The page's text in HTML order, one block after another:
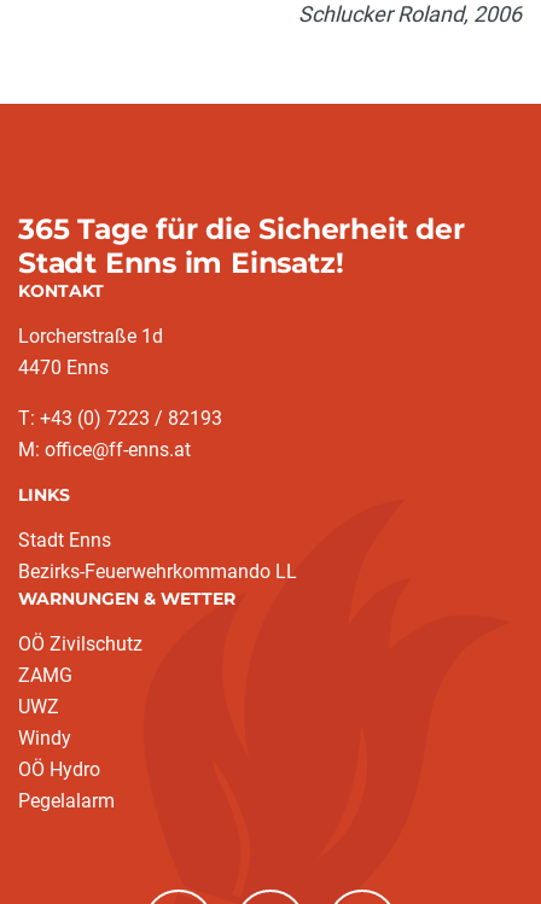
Schlucker Roland, 2006
365 Tage für die Sicherheit der
Stadt Enns im Einsatz!
KONTAKT
Lorcherstraße 1d
4470 Enns
T: +43 (0) 7223 / 82193
M: office@ff-enns.at
LINKS
Stadt Enns
Bezirks-Feuerwehrkommando LL
WARNUNGEN & WETTER
OÖ Zivilschutz
ZAMG
UWZ
Windy
OÖ Hydro
Pegelalarm